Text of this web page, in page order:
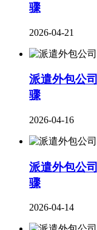
骤
2026-04-21
派遣外包公
骤
2026-04-16
派遣外包公
骤
2026-04-14